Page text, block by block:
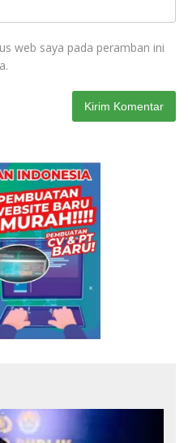
web saya pada peramban ini